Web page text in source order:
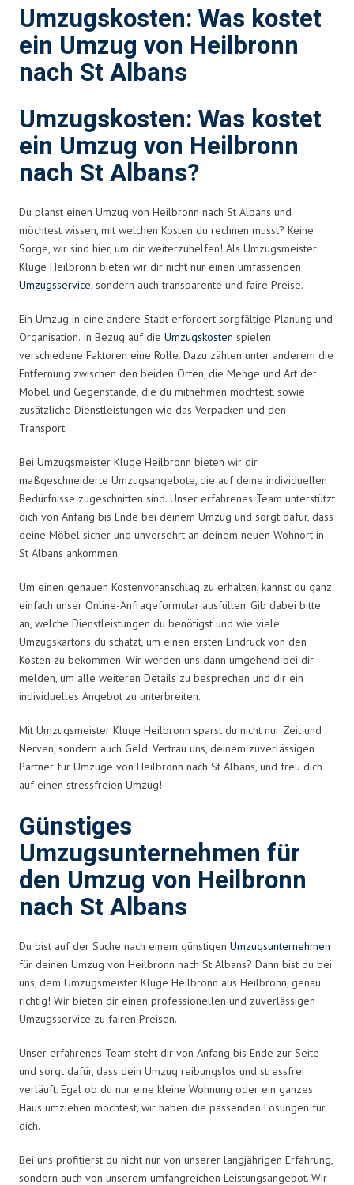
Umzugskosten: Was kostet
ein Umzug von Heilbronn
nach St Albans
Umzugskosten: Was kostet
ein Umzug von Heilbronn
nach St Albans?
Du planst einen Umzug von Heilbronn nach St Albans und
möchtest wissen, mit welchen Kosten du rechnen musst? Keine
Sorge, wir sind hier, um dir weiterzuhelfen! Als Umzugsmeister
Kluge Heilbronn bieten wir dir nicht nur einen umfassenden
Umzugsservice, sondern auch transparente und faire Preise.
Ein Umzug in eine andere Stadt erfordert sorgfältige Planung und
Organisation. In Bezug auf die Umzugskosten spielen
verschiedene Faktoren eine Rolle. Dazu zählen unter anderem die
Entfernung zwischen den beiden Orten, die Menge und Art der
Möbel und Gegenstände, die du mitnehmen möchtest, sowie
zusätzliche Dienstleistungen wie das Verpacken und den
Transport.
Bei Umzugsmeister Kluge Heilbronn bieten wir dir
maßgeschneiderte Umzugsangebote, die auf deine individuellen
Bedürfnisse zugeschnitten sind. Unser erfahrenes Team unterstützt
dich von Anfang bis Ende bei deinem Umzug und sorgt dafür, dass
deine Möbel sicher und unversehrt an deinem neuen Wohnort in
St Albans ankommen.
Um einen genauen Kostenvoranschlag zu erhalten, kannst du ganz
einfach unser Online-Anfrageformular ausfüllen. Gib dabei bitte
an, welche Dienstleistungen du benötigst und wie viele
Umzugskartons du schätzt, um einen ersten Eindruck von den
Kosten zu bekommen. Wir werden uns dann umgehend bei dir
melden, um alle weiteren Details zu besprechen und dir ein
individuelles Angebot zu unterbreiten.
Mit Umzugsmeister Kluge Heilbronn sparst du nicht nur Zeit und
Nerven, sondern auch Geld. Vertrau uns, deinem zuverlässigen
Partner für Umzüge von Heilbronn nach St Albans, und freu dich
auf einen stressfreien Umzug!
Günstiges
Umzugsunternehmen für
den Umzug von Heilbronn
nach St Albans
Du bist auf der Suche nach einem günstigen Umzugsunternehmen
für deinen Umzug von Heilbronn nach St Albans? Dann bist du bei
uns, dem Umzugsmeister Kluge Heilbronn aus Heilbronn, genau
richtig! Wir bieten dir einen professionellen und zuverlässigen
Umzugsservice zu fairen Preisen.
Unser erfahrenes Team steht dir von Anfang bis Ende zur Seite
und sorgt dafür, dass dein Umzug reibungslos und stressfrei
verläuft. Egal ob du nur eine kleine Wohnung oder ein ganzes
Haus umziehen möchtest, wir haben die passenden Lösungen für
dich.
Bei uns profitierst du nicht nur von unserer langjährigen Erfahrung,
sondern auch von unserem umfangreichen Leistungsangebot. Wir